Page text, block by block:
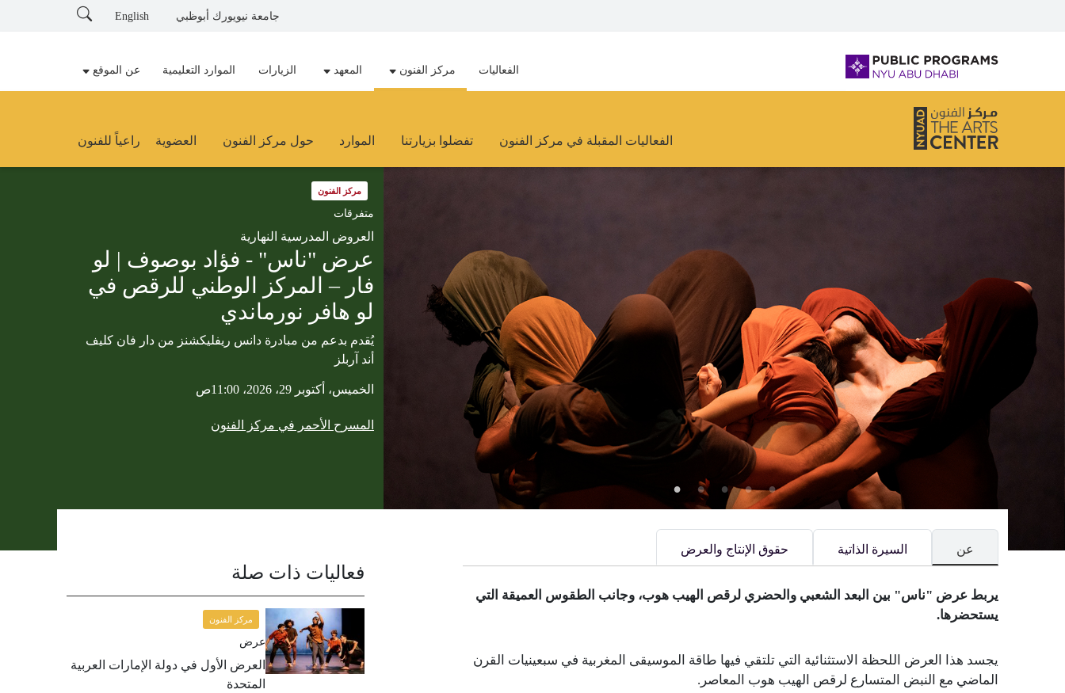
جامعة نيويورك أبوظبي English
Search
NYU
Programs
Home
الفعاليات مركز الفنون
الفعاليات المقبلة في مركز الفنون تفضلوا بزيارتنا الموارد حول مركز الفنون العضوية راعياً للفنون
المعهد الزيارات الموارد التعليمية عن الموقع
مركز الفنون
متفرقات
العروض المدرسية النهارية
عرض "ناس" - فؤاد بوصوف | لو
فار – المركز الوطني للرقص في
لو هافر نورماندي
يُقدم بدعم من مبادرة دانس ريفليكشنز من دار فان كليف
أند آربلز
الخميس، أكتوبر 29، 2026، 11:00ص
المسرح الأحمر في مركز الفنون
عن السيرة الذاتية حقوق الإنتاج والعرض
يربط عرض "ناس" بين البعد الشعبي والحضري لرقص الهيب هوب، وجانب الطقوس العميقة التي
يستحضرها.
يجسد هذا العرض اللحظة الاستثنائية التي تلتقي فيها طاقة الموسيقى المغربية في سبعينيات القرن
الماضي مع النبض المتسارع لرقص الهيب هوب المعاصر.
فعاليات ذات صلة
مركز الفنون
عرض
العرض الأول في دولة الإمارات العربية
المتحدة